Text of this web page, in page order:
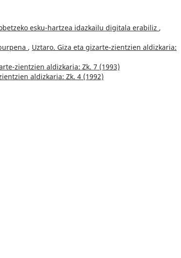
esku-hartzea idazkailu digitala erabiliz ,
, Uztaro. Giza eta gizarte-zientzien aldizkaria:
zientzien aldizkaria: Zk. 7 (1993)
aldizkaria: Zk. 4 (1992)